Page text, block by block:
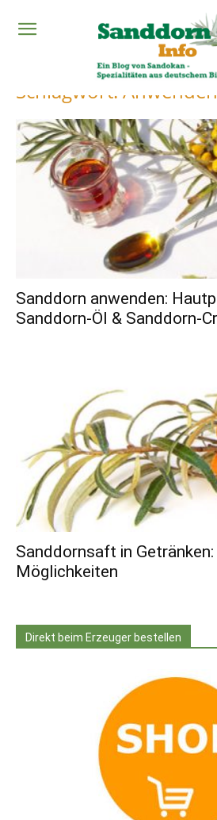
Schlagworte Anwenden
Schlagwort: Anwenden
Sanddorn anwenden:
Sanddorn-Öl & Sanddorn-
Sanddornsaft in
Möglichkeiten
Direkt beim Erzeuger bestellen